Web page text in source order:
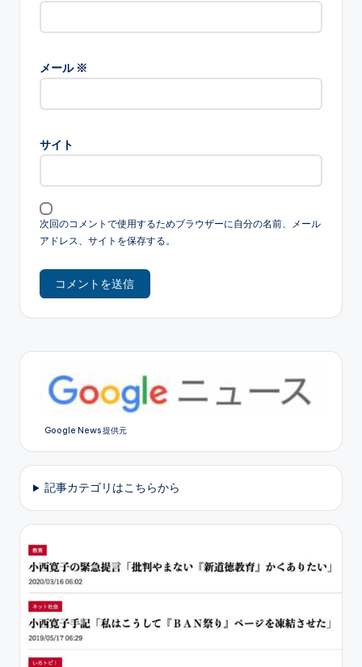
メール ※
サイト
次回のコメントで使用するためブラウザーに自分の名前、メール
アドレス、サイトを保存する。
Google News 提供元
記事カテゴリはこちらから